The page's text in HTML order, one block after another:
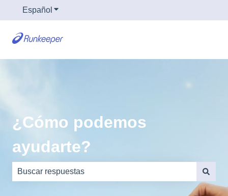
Español Traducciones de Mostrar submenú de
¿Cómo podemos
ayudarte?
No hay sugerencias porque el campo de búsqueda